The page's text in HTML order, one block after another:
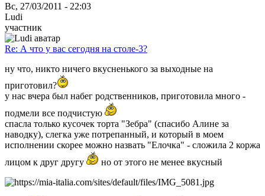
Вс, 27/03/2011 - 22:03
Ludi
участник
Re: А что у вас сегодня на столе-3?
ну что, никто ничего вкусненького за выходные на
приготовил?
у нас вчера был набег родственников, приготовила много -
подмели все подчистую
спасла только кусочек торта "Зебра" (спасибо Алине за
наводку), слегка уже потрепанный, и который в моем
исполнении скорее можно назвать "Елочка" - сложила 2 коржа
лицом к друг другу
но от этого не менее вкусный